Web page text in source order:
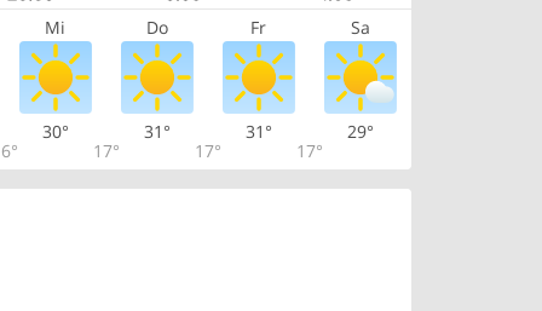
Mi Do Fr Sa
30°
17°
31°
17°
31°
17°
29°